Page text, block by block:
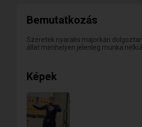
Bemutatkozás
Szeretek nyaralni majorkán
állat menhelyen jelenleg munka
Képek